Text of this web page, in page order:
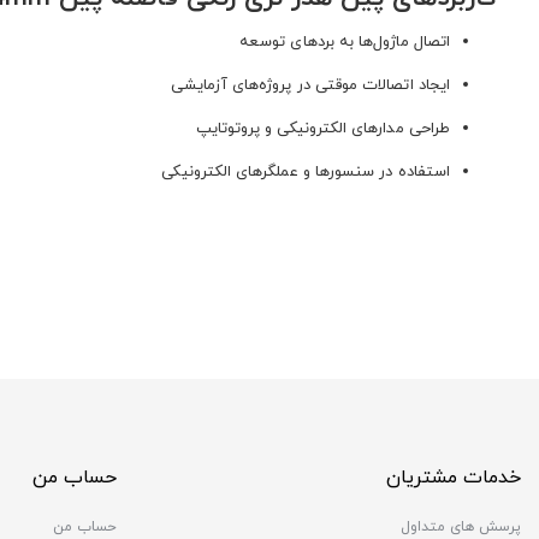
اتصال ماژول‌ها به بردهای توسعه
ایجاد اتصالات موقتی در پروژه‌های آزمایشی
طراحی مدارهای الکترونیکی و پروتوتایپ
استفاده در سنسورها و عملگرهای الکترونیکی
خدمات مشتریان
پرسش های متداول
حساب من
حساب من